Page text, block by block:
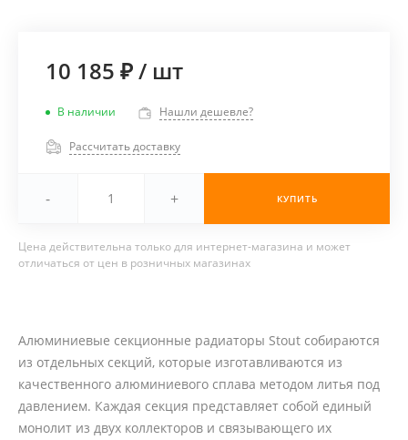
10 185 ₽/ шт
В наличии Нашли дешевле?
Рассчитать доставку
- + КУПИТЬ
Цена действительна только для интернет-магазина и может
отличаться от цен в розничных магазинах
Алюминиевые секционные радиаторы Stout собираются
из отдельных секций, которые изготавливаются из
качественного алюминиевого сплава методом литья под
давлением. Каждая секция представляет собой единый
монолит из двух коллекторов и связывающего их